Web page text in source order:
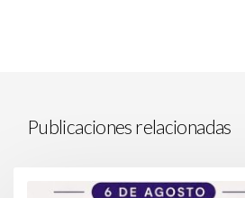
Publicaciones relacionadas